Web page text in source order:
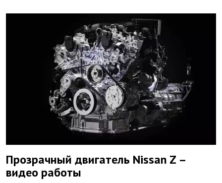
Прозрачный двигатель Nissan Z –
видео работы